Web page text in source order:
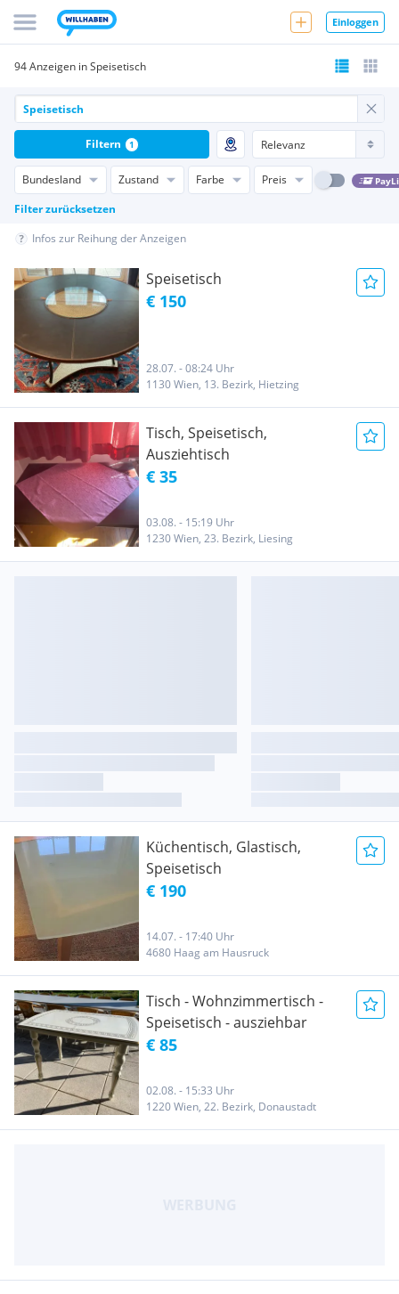
Einloggen
94 Anzeigen in Speisetisch
Bundesland Zustand Farbe Preis
Filter zurücksetzen
Filtern 1
Infos zur Reihung der Anzeigen
Speisetisch
€ 150
28.07. - 08:24 Uhr
1130 Wien, 13. Bezirk, Hietzing
Tisch, Speisetisch,
Ausziehtisch
€ 35
03.08. - 15:19 Uhr
1230 Wien, 23. Bezirk, Liesing
Küchentisch, Glastisch,
Speisetisch
€ 190
14.07. - 17:40 Uhr
4680 Haag am Hausruck
Tisch - Wohnzimmertisch -
Speisetisch - ausziehbar
€ 85
02.08. - 15:33 Uhr
1220 Wien, 22. Bezirk, Donaustadt